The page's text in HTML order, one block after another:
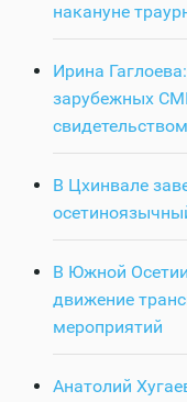
накануне
Ирина
зарубежных
В Цхинвале
В Южной Осетии
движение
мероприятий
Анатолий